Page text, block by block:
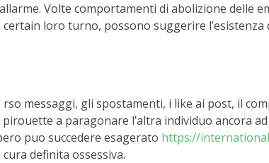
Volte comportamenti di abolizione delle
loro turno, possono suggerire
messaggi, gli spostamenti, i like ai post, il
a paragonare l’altra individuo ancora
puo succedere esagerato https://
definita ossessiva.